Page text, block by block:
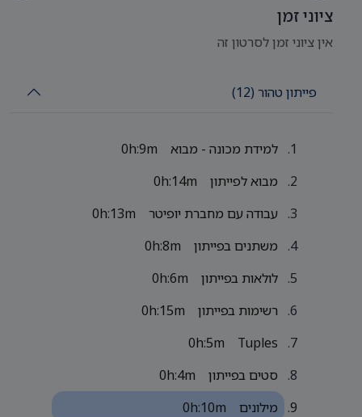
ציוני זמן
אין ציוני זמן לסרטון זה
פייתון טהור (12)
למידת מכונה - מבוא
0h:9m
מבוא לפייתון
0h:14m
עבודה עם מחברת יופיטר
0h:13m
משתנים בפייתון
0h:8m
לולאות בפייתון
0h:6m
רשימות בפייתון
0h:15m
Tuples
0h:5m
סטים בפייתון
0h:4m
מילונים
0h:10m